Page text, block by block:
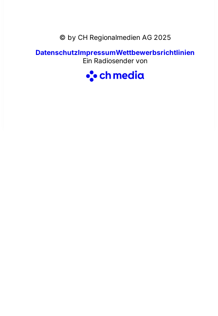
© by CH Regionalmedien AG 2025
DatenschutzImpressumWettbewerbsrichtlinien
Ein Radiosender von